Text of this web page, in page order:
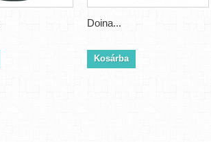
Doina...
Kosárba